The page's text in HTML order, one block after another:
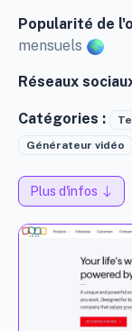
Popularité de
mensuels
Réseaux
Catégories :
Générateur vidéo
Plus d'infos